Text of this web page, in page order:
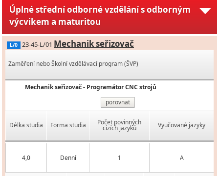
Úplné střední odborné vzdělání s odborným
výcvikem a maturitou
L/0 23-45-L/01 Mechanik seřizovač
Zaměření nebo Školní vzdělávací program (ŠVP)
Mechanik seřizovač - Programátor CNC strojů
porovnat
Délka studia Forma studia Počet povinných
cizích jazyků Vyučované jazyky
4,0 Denní 1 A